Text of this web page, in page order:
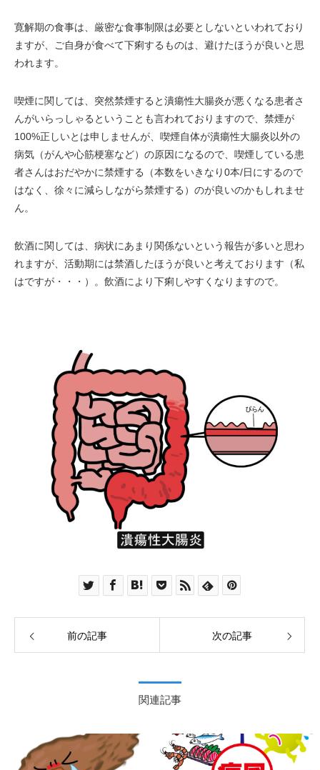
寛解期の食事は、厳密な食事制限は必要としないといわれており
ますが、ご自身が食べて下痢するものは、避けたほうが良いと思
われます。
喫煙に関しては、突然禁煙すると潰瘍性大腸炎が悪くなる患者さ
んがいらっしゃるということも言われておりますので、禁煙が
100%正しいとは申しませんが、喫煙自体が潰瘍性大腸炎以外の
病気（がんや心筋梗塞など）の原因になるので、喫煙している患
者さんはおだやかに禁煙する（本数をいきなり0本/日にするので
はなく、徐々に減らしながら禁煙する）のが良いのかもしれませ
ん。
飲酒に関しては、病状にあまり関係ないという報告が多いと思わ
れますが、活動期には禁酒したほうが良いと考えております（私
はですが・・・）。飲酒により下痢しやすくなりますので。
前の記事 次の記事
関連記事